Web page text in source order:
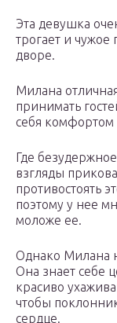
Эта девушка
трогает и
дворе.
Милана
принимать
себя комфортом
Где
взгляды
противостоять
поэтому у нее
моложе ее.
Однако Милана
Она знает себе
красиво
чтобы
сердце.